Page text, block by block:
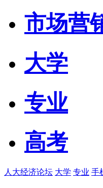
市场营
大学
专业
高考
人大经济论坛 大学 专业 手